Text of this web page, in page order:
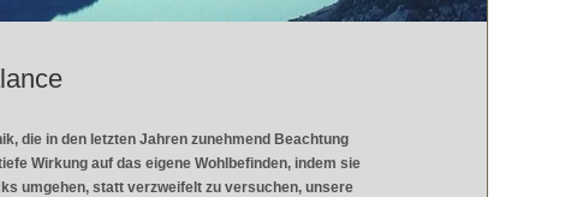
die in den letzten Jahren zunehmend Beachtung
Wirkung auf das eigene Wohlbefinden, indem sie
umgehen, statt verzweifelt zu versuchen, unsere